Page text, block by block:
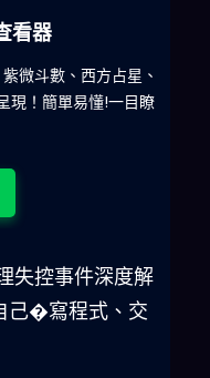
看器
微斗數、西方占星、
現！簡單易懂!一目瞭
失控事件深度解
己�寫程式、交